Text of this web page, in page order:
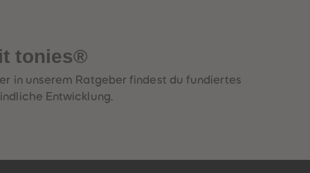
tonies®
in unserem Ratgeber findest du fundiertes
Entwicklung.